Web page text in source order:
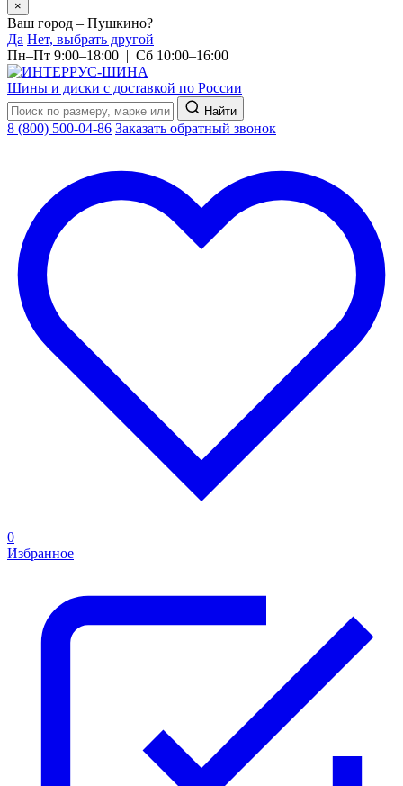
×
Ваш город – Пушкино?
Да Нет, выбрать другой
Пн–Пт 9:00–18:00 | Сб 10:00–16:00
Шины и диски с доставкой по России
Найти
8 (800) 500-04-86 Заказать обратный звонок
0
Избранное